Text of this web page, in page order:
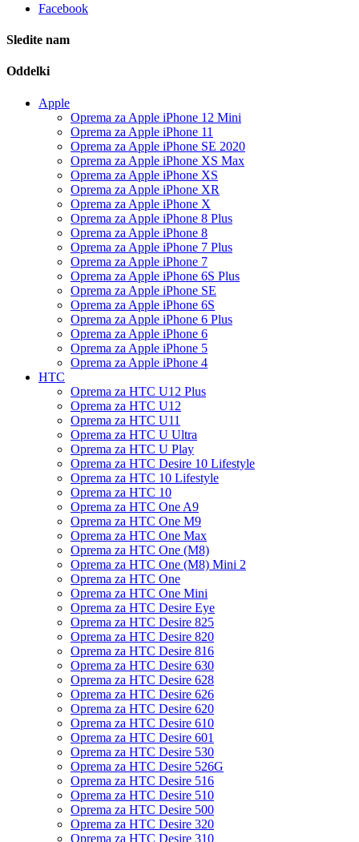
Facebook
Sledite nam
Oddelki
Apple
Oprema za Apple iPhone 12 Mini
Oprema za Apple iPhone 11
Oprema za Apple iPhone SE 2020
Oprema za Apple iPhone XS Max
Oprema za Apple iPhone XS
Oprema za Apple iPhone XR
Oprema za Apple iPhone X
Oprema za Apple iPhone 8 Plus
Oprema za Apple iPhone 8
Oprema za Apple iPhone 7 Plus
Oprema za Apple iPhone 7
Oprema za Apple iPhone 6S Plus
Oprema za Apple iPhone SE
Oprema za Apple iPhone 6S
Oprema za Apple iPhone 6 Plus
Oprema za Apple iPhone 6
Oprema za Apple iPhone 5
Oprema za Apple iPhone 4
HTC
Oprema za HTC U12 Plus
Oprema za HTC U12
Oprema za HTC U11
Oprema za HTC U Ultra
Oprema za HTC U Play
Oprema za HTC Desire 10 Lifestyle
Oprema za HTC 10 Lifestyle
Oprema za HTC 10
Oprema za HTC One A9
Oprema za HTC One M9
Oprema za HTC One Max
Oprema za HTC One (M8)
Oprema za HTC One (M8) Mini 2
Oprema za HTC One
Oprema za HTC One Mini
Oprema za HTC Desire Eye
Oprema za HTC Desire 825
Oprema za HTC Desire 820
Oprema za HTC Desire 816
Oprema za HTC Desire 630
Oprema za HTC Desire 628
Oprema za HTC Desire 626
Oprema za HTC Desire 620
Oprema za HTC Desire 610
Oprema za HTC Desire 601
Oprema za HTC Desire 530
Oprema za HTC Desire 526G
Oprema za HTC Desire 516
Oprema za HTC Desire 510
Oprema za HTC Desire 500
Oprema za HTC Desire 320
Oprema za HTC Desire 310